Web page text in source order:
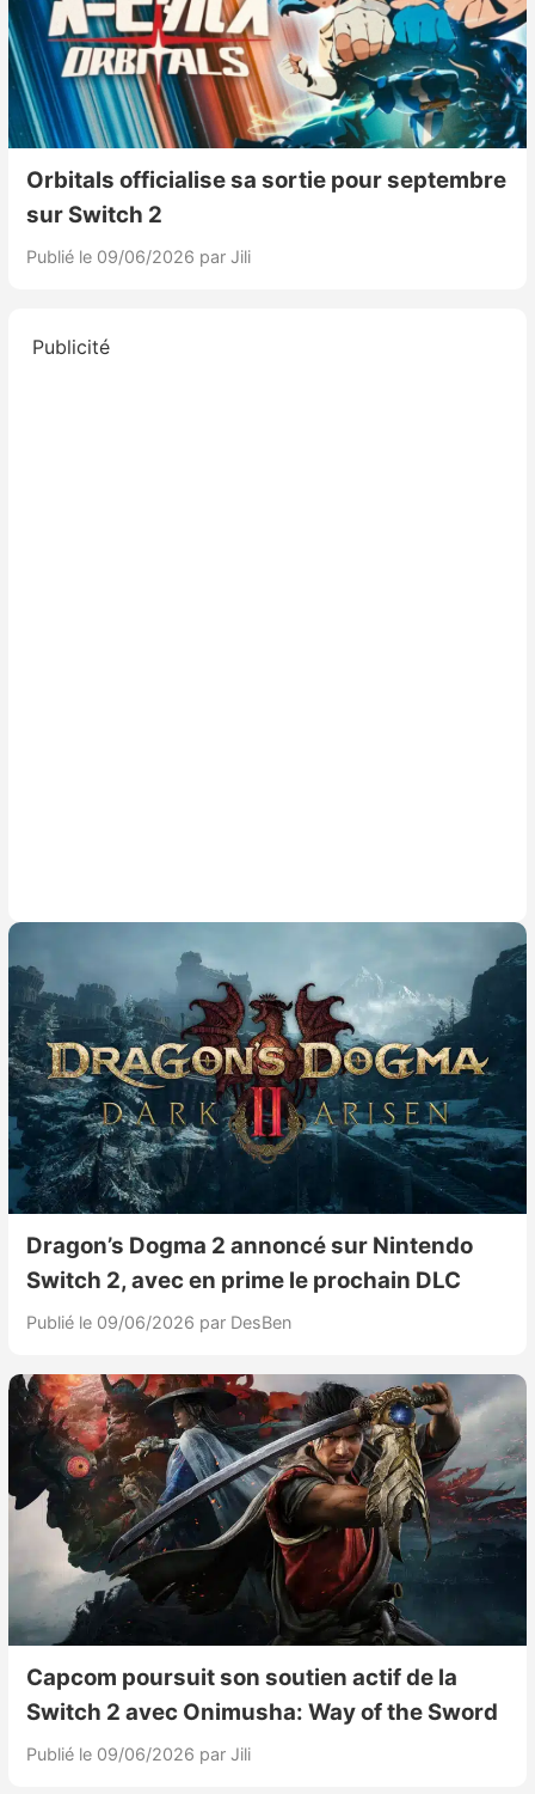
Orbitals officialise sa sortie pour septembre
sur Switch 2
Publié le 09/06/2026 par Jili
Publicité
Dragon’s Dogma 2 annoncé sur Nintendo
Switch 2, avec en prime le prochain DLC
Publié le 09/06/2026 par DesBen
Capcom poursuit son soutien actif de la
Switch 2 avec Onimusha: Way of the Sword
Publié le 09/06/2026 par Jili